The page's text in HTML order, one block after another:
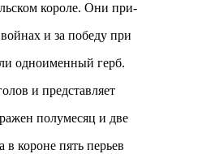
короле. Они при-
и за победу при
одноименный герб.
и представляет
полумесяц и две
короне пять перьев